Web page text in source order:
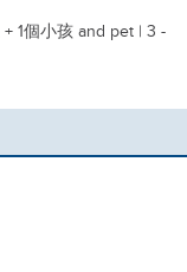
1個小孩 and pet | 3 -